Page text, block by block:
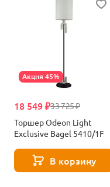
Акция 45%
33 725 ₽
18 549 ₽
Торшер Odeon Light
Exclusive Bagel 5410/1F
В корзину